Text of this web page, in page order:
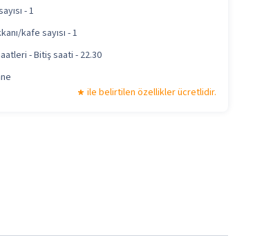
- 1
kafe sayısı - 1
- Bitiş saati - 22.30
ile belirtilen özellikler ücretlidir.